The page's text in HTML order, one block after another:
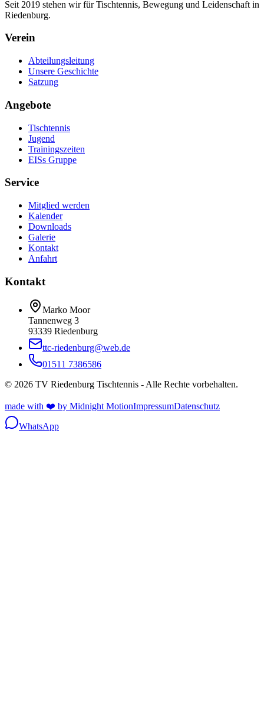
Seit 2019 stehen wir für Tischtennis, Bewegung und Leidenschaft in
Riedenburg.
Verein
Abteilungsleitung
Unsere Geschichte
Satzung
Angebote
Tischtennis
Jugend
Trainingszeiten
EISs Gruppe
Service
Mitglied werden
Kalender
Downloads
Galerie
Kontakt
Anfahrt
Kontakt
Marko Moor
Tannenweg 3
93339 Riedenburg
ttc-riedenburg@web.de
01511 7386586
© 2026 TV Riedenburg Tischtennis - Alle Rechte vorbehalten.
made with ❤️ by Midnight MotionImpressumDatenschutz
WhatsApp